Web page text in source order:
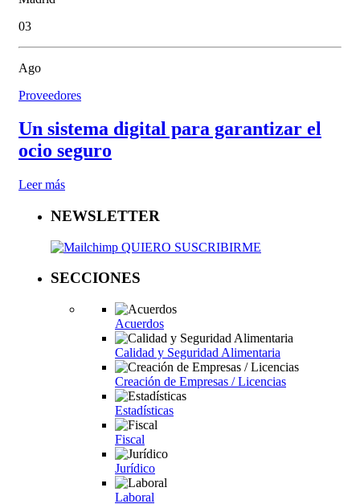
03
Ago
Proveedores
Un sistema digital para garantizar el
ocio seguro
Leer más
NEWSLETTER
QUIERO SUSCRIBIRME
SECCIONES
Acuerdos
Calidad y Seguridad Alimentaria
Creación de Empresas / Licencias
Estadísticas
Fiscal
Jurídico
Laboral